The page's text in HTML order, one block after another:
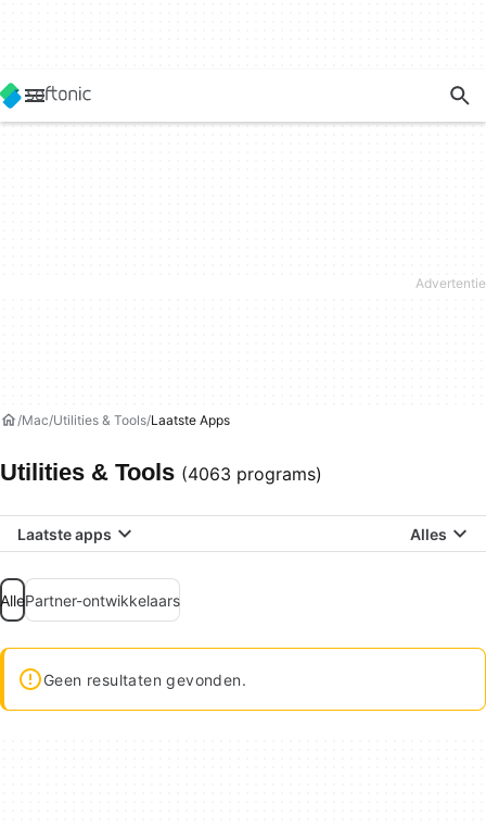
Mac Utilities & Tools Laatste Apps
Utilities & Tools (4063 programs)
Laatste apps Alles
AllePartner-ontwikkelaars
Geen resultaten gevonden.